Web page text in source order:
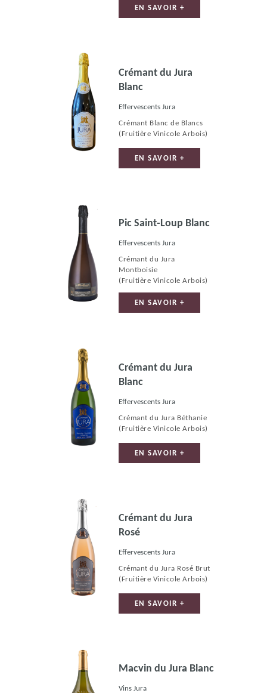
EN SAVOIR +
Crémant du Jura
Blanc
Effervescents Jura
Crémant Blanc de Blancs
(Fruitière Vinicole Arbois)
EN SAVOIR +
Pic Saint-Loup Blanc
Effervescents Jura
Crémant du Jura
Montboisie
(Fruitière Vinicole Arbois)
EN SAVOIR +
Crémant du Jura
Blanc
Effervescents Jura
Crémant du Jura Béthanie
(Fruitière Vinicole Arbois)
EN SAVOIR +
Crémant du Jura
Rosé
Effervescents Jura
Crémant du Jura Rosé Brut
(Fruitière Vinicole Arbois)
EN SAVOIR +
Macvin du Jura Blanc
Vins Jura